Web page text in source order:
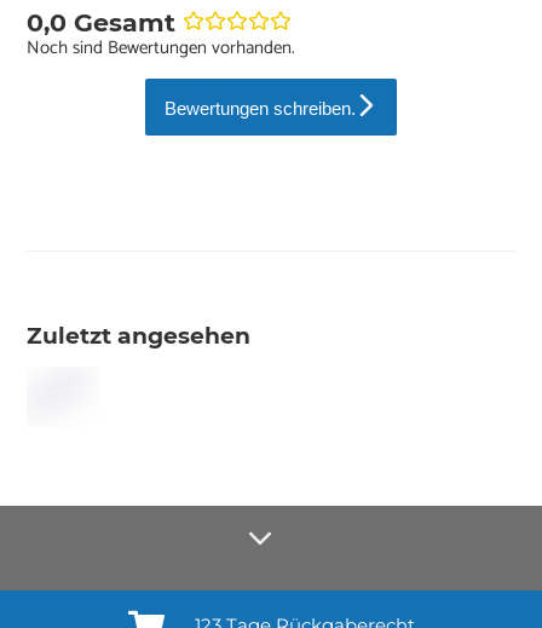
0,0 Gesamt
Noch sind Bewertungen vorhanden.
Bewertungen schreiben.
Zuletzt angesehen